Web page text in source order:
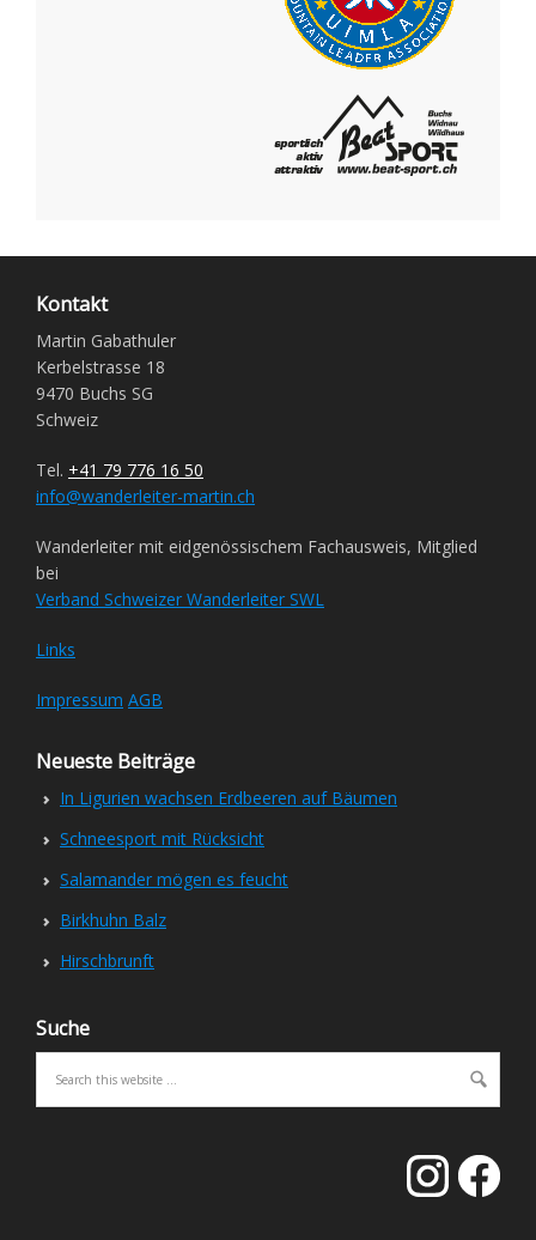
Kontakt
Martin Gabathuler
Kerbelstrasse 18
9470 Buchs SG
Schweiz
Tel. +41 79 776 16 50
info@wanderleiter-martin.ch
Wanderleiter mit eidgenössischem Fachausweis, Mitglied
bei
Verband Schweizer Wanderleiter SWL
Links
Impressum AGB
Neueste Beiträge
In Ligurien wachsen Erdbeeren auf Bäumen
Schneesport mit Rücksicht
Salamander mögen es feucht
Birkhuhn Balz
Hirschbrunft
Suche